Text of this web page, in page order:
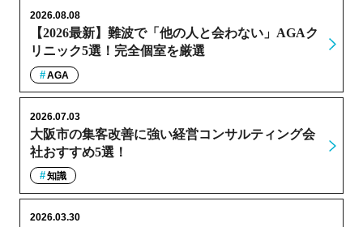
【2026最新】難波で「他の人と会わない」AGAク
リニック5選！完全個室を厳選
2026.08.08
AGA
大阪市の集客改善に強い経営コンサルティング会
社おすすめ5選！
2026.07.03
知識
2026.03.30